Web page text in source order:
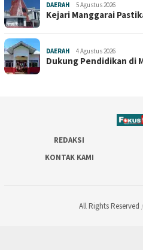
DAERAH 5 Agustus 2026
Kejari Manggarai
DAERAH 4 Agustus 2026
Dukung Pendidikan di
REDAKSI
KONTAK KAMI
All Rights Reserved /